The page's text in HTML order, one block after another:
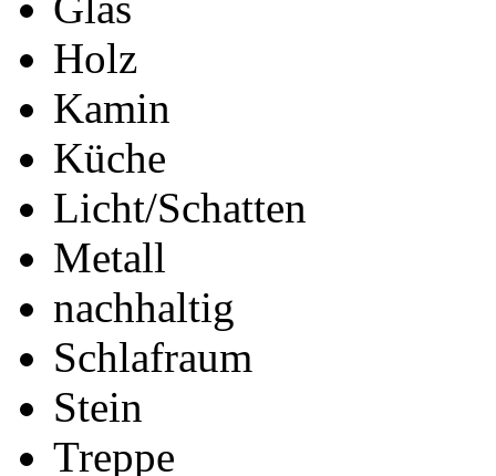
Holz
Kamin
Küche
Licht/Schatten
Metall
nachhaltig
Schlafraum
Stein
Treppe